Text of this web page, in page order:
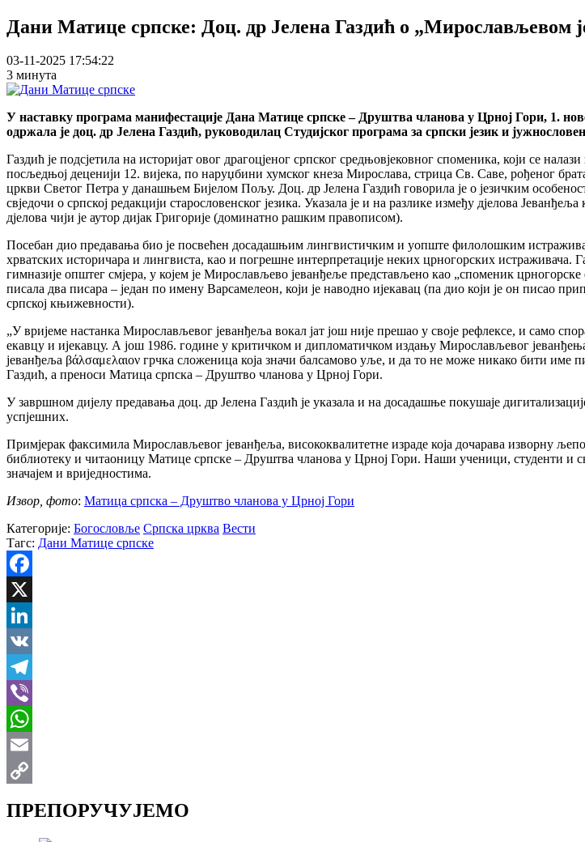
Дани Матице српске: Доц. др Јелена Газдић о „Мирослављевом
03-11-2025 17:54:22
3 минута
У наставку програма манифестације Дана Матице српске – Друштва чланова у Црној Гори, 1.
одржала је доц. др Јелена Газдић, руководилац Студијског програма за српски језик и
Газдић је подсјетила на историјат овог драгоцјеног српског средњовјековног споменика, који се
посљедњој деценији 12. вијека, по наруџбини хумског кнеза Мирослава, стрица Св. Саве, рођеног
цркви Светог Петра у данашњем Бијелом Пољу. Доц. др Јелена Газдић говорила је о језичким
свједочи о српској редакцији старословенског језика. Указала је и на разлике између дјелова
дјелова чији је аутор дијак Григорије (доминатно рашким правописом).
Посебан дио предавања био је посвећен досадашњим лингвистичким и уопште филолошким
хрватских историчара и лингвиста, као и погрешне интерпретације неких црногорских истраживача.
гимназије општег смјера, у којем је Мирослављево јеванђеље представљено као „споменик
писала два писара – један по имену Варсамелеон, који је наводно ијекавац (па дио који је он писао
српској књижевности).
„У вријеме настанка Мирослављевог јеванђеља вокал јат још није прешао у своје рефлексе, и само
екавцу и ијекавцу. А још 1986. године у критичком и дипломатичком издању Мирослављевог
јеванђеља βάλσαμελαιον грчка сложеница која значи балсамово уље, и да то не може никако бити име
Газдић, а преноси Матица српска – Друштво чланова у Црној Гори.
У завршном дијелу предавања доц. др Јелена Газдић је указала и на досадашње покушаје
успјешних.
Примјерак факсимила Мирослављевог јеванђеља, висококвалитетне израде која дочарава изворну
библиотеку и читаоницу Матице српске – Друштва чланова у Црној Гори. Наши ученици, студенти и
значајем и вриједностима.
Извор, фото: Матица српска – Друштво чланова у Црној Гори
Категорије: Богословље Српска црква Вести
Тагс: Дани Матице српске
Facebook
X
LinkedIn
VK
Telegram
Viber
WhatsApp
Email
ПРЕПОРУЧУЈЕМО